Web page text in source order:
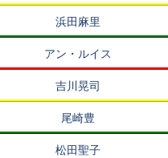
浜田麻里
アン・ルイス
吉川晃司
尾崎豊
松田聖子